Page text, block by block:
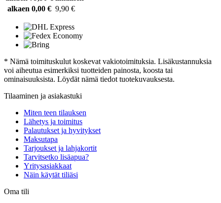
alkaen 0,00 € 9,90 €
* Nämä toimituskulut koskevat vakiotoimituksia. Lisäkustannuksia
voi aiheutua esimerkiksi tuotteiden painosta, koosta tai
ominaisuuksista. Löydät nämä tiedot tuotekuvauksesta.
Tilaaminen ja asiakastuki
Miten teen tilauksen
Lähetys ja toimitus
Palautukset ja hyvitykset
Maksutapa
Tarjoukset ja lahjakortit
Tarvitsetko lisäapua?
Yritysasiakkaat
Näin käytät tiliäsi
Oma tili